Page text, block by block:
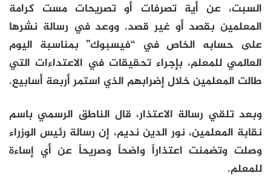
السبت، عن أية تصرفات أو تصريحات مست كرامة
المعلمين بقصد أو غير قصد. ووعد في رسالة نشرها
على حسابه الخاص في “فيسبوك” بمناسبة اليوم
العالمي للمعلم، بإجراء تحقيقات في الاعتداءات التي
طالت المعلمين خلال إضرابهم الذي استمر أربعة أسابيع.
وبعد تلقي رسالة الاعتذار، قال الناطق الرسمي باسم
نقابة المعلمين، نور الدين نديم، إن رسالة رئيس الوزراء
وصلت وتضمنت اعتذاراً واضحاً وصريحاً عن أي إساءة
للمعلم.